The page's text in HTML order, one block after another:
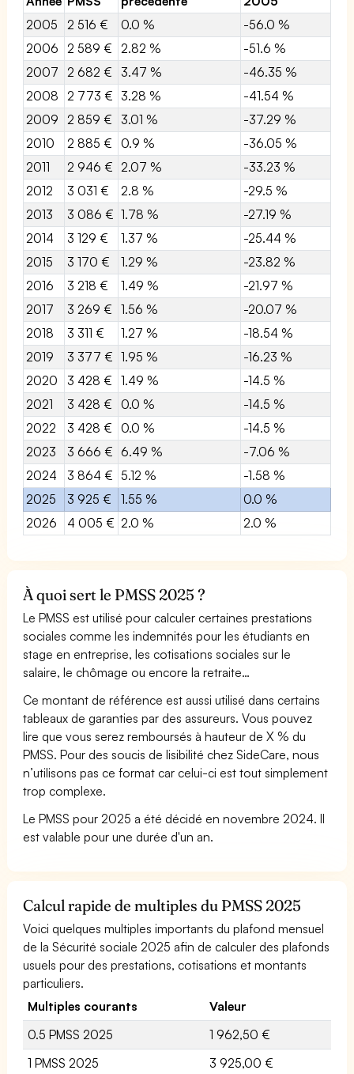
2005
2 516 € 0.0 %
-56.0 %
2006
2 589 € 2.82 %
-51.6 %
2007
2 682 € 3.47 %
-46.35 %
2008
2 773 € 3.28 %
-41.54 %
2009
2 859 € 3.01 %
-37.29 %
2010
2 885 € 0.9 %
-36.05 %
2011
2 946 € 2.07 %
-33.23 %
2012
3 031 € 2.8 %
-29.5 %
2013
3 086 € 1.78 %
-27.19 %
2014
3 129 € 1.37 %
-25.44 %
2015
3 170 € 1.29 %
-23.82 %
2016
3 218 € 1.49 %
-21.97 %
2017
3 269 € 1.56 %
-20.07 %
2018
3 311 € 1.27 %
-18.54 %
2019
3 377 € 1.95 %
-16.23 %
2020
3 428 € 1.49 %
-14.5 %
2021
3 428 € 0.0 %
-14.5 %
2022
3 428 € 0.0 %
-14.5 %
2023
3 666 € 6.49 %
-7.06 %
2024
3 864 € 5.12 %
-1.58 %
2025
3 925 € 1.55 %
0.0 %
2026
4 005 € 2.0 % 2.0 %
À quoi sert le PMSS 2025 ?
Le PMSS est utilisé pour calculer certaines prestations
sociales comme les indemnités pour les étudiants en
stage en entreprise, les cotisations sociales sur le
salaire, le chômage ou encore la retraite…
Ce montant de référence est aussi utilisé dans certains
tableaux de garanties par des assureurs. Vous pouvez
lire que vous serez remboursés à hauteur de X % du
PMSS. Pour des soucis de lisibilité chez SideCare, nous
n’utilisons pas ce format car celui-ci est tout simplement
trop complexe.
Le PMSS pour 2025 a été décidé en novembre 2024. Il
est valable pour une durée d'un an.
Calcul rapide de multiples du PMSS 2025
Voici quelques multiples importants du plafond mensuel
de la Sécurité sociale 2025 afin de calculer des plafonds
usuels pour des prestations, cotisations et montants
particuliers.
Multiples courants
Valeur
0.5 PMSS 2025
1 962,50 €
1 PMSS 2025
3 925,00 €